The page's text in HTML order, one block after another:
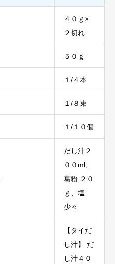
４０ｇ×
２切れ
５０ｇ
１/４本
１/８束
１/１０個
だし汁２
００ml、
葛粉 ２０
ｇ、塩
少々
【タイだ
し汁】 だ
し汁４０